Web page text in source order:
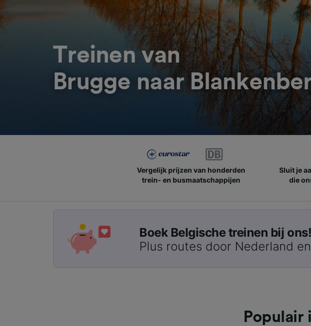
Treinen van
Brugge naar
Vergelijk prijzen van honderden
trein- en busmaatschappijen
Sluit je
die
Boek Belgische treinen bij ons!
Plus routes door Nederland
Populair